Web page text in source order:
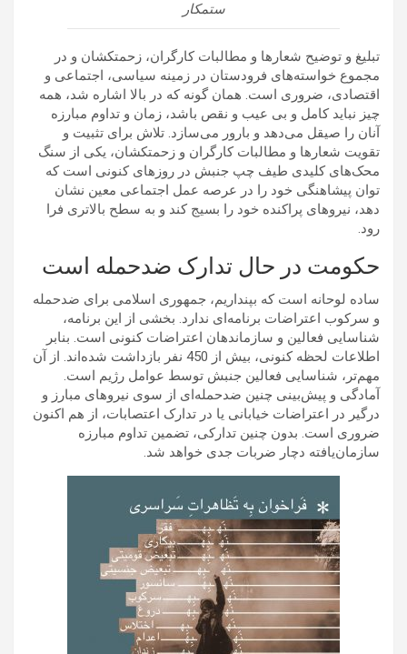
ستمکار
تبلیغ و توضیح شعارها و مطالبات کارگران، زحمتکشان و در
مجموع خواسته‌های فرودستان در زمینه سیاسی، اجتماعی و
اقتصادی، ضروری است. همان گونه که در بالا اشاره شد، همه
چیز نباید کامل و بی عیب و نقص باشد، زمان و تداوم مبارزه
آنان را صیقل می‌دهد و بارور می‌سازد. تلاش برای تثبیت و
تقویت شعارها و مطالبات کارگران و زحمتکشان، یکی از سنگ
محک‌های کلیدی طیف چپ جنبش در روزهای کنونی است که
توان پیشاهنگی خود را در عرصه عمل اجتماعی معین نشان
دهد، نیروهای پراکنده خود را بسیج کند و به سطح بالاتری فرا
رود.
حکومت در حال تدارک ضدحمله است
ساده لوحانه است که بپنداریم، جمهوری اسلامی برای ضدحمله
و سرکوب اعتراضات برنامه‌ای ندارد. بخشی از این برنامه،
شناسایی فعالین و سازماندهان اعتراضات کنونی است. بنابر
اطلاعات لحظه کنونی، بیش از 450 نفر بازداشت شده‌اند. از آن
مهم‌تر، شناسایی فعالین جنبش توسط عوامل رژیم است.
آمادگی و پیش‌بینی چنین ضدحمله‌ای از سوی نیروهای مبارز و
درگیر در اعتراضات خیابانی یا در تدارک اعتصابات، از هم اکنون
ضروری است. بدون چنین تدارکی، تضمین تداوم مبارزه
سازمان‌یافته دچار ضربات جدی خواهد شد.